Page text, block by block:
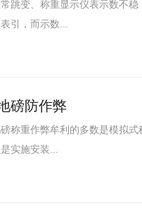
跳变、称重显示仪表示数不
引，而示数...
磅防作弊
称重作弊牟利的多数是模拟
实施安装...